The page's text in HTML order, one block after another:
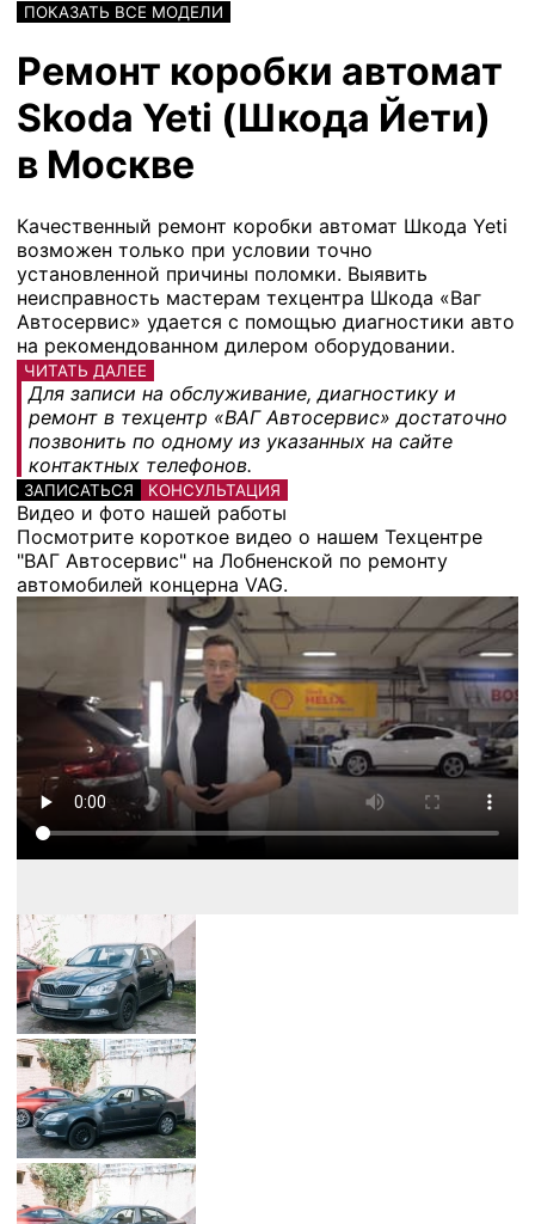
ПОКАЗАТЬ ВСЕ МОДЕЛИ
Ремонт коробки автомат
Skoda Yeti (Шкода Йети)
в Москве
Качественный ремонт коробки автомат Шкода Yeti
возможен только при условии точно
установленной причины поломки. Выявить
неисправность мастерам техцентра Шкода «Ваг
Автосервис» удается с помощью диагностики авто
на рекомендованном дилером оборудовании.
ЧИТАТЬ ДАЛЕЕ
Для записи на обслуживание, диагностику и
ремонт в техцентр «ВАГ Автосервис» достаточно
позвонить по одному из указанных на сайте
контактных телефонов.
ЗАПИСАТЬСЯ КОНСУЛЬТАЦИЯ
Видео и фото нашей работы
Посмотрите короткое видео о нашем Техцентре
"ВАГ Автосервис" на Лобненской по ремонту
автомобилей концерна VAG.